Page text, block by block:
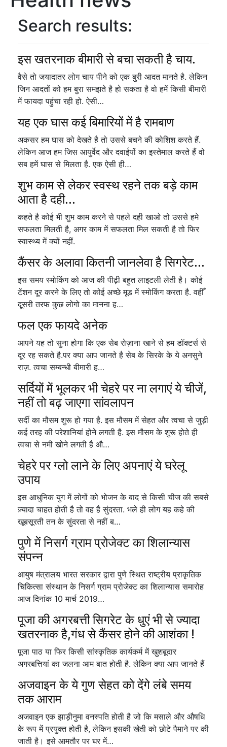
Search results:
इस खतरनाक बीमारी से बचा सकती है चाय.
वैसे तो जयादातर लोग चाय पीने को एक बुरी आदत मानते है. लेकिन
जिन आदतों को हम बुरा समझते है हो सकता है वो हमें किसी बीमारी
में फायदा पहुंचा रही हो. ऐसी…
यह एक घास कई बिमारियों में है रामबाण
अकसर हम घास को देखते है तो उससे बचने की कोशिश करते हैं.
लेकिन आज हम जिस आयुर्वेद और दवाईयों का इस्तेमाल करते हैं वो
सब हमें घास से मिलता है. एक ऐसी ही…
शुभ काम से लेकर स्वस्थ रहने तक बड़े काम
आता है दही...
कहते है कोई भी शुभ काम करने से पहले दही खाओ तो उससे हमे
सफलता मिलती है, अगर काम में सफलता मिल सकती है तो फिर
स्वास्थ्य में क्यों नहीं.
कैंसर के अलावा कितनी जानलेवा है सिगरेट...
इस समय स्मोकिंग को आज की पीढ़ी बहुत लाइटली लेती है। कोई
टेंशन दूर करने के लिए तो कोई अच्छे मूड में स्मोकिंग करता है. वहीँ
दूसरी तरफ कुछ लोगो का मानना ह…
फल एक फायदे अनेक
आपने यह तो सुना होगा कि एक सेब रोज़ाना खाने से हम डॉक्टर्स से
दूर रह सकते है.पर क्या आप जानते है सेब के सिरके के ये अनसुने
राज़. त्वचा सम्बन्धी बीमारी ह…
सर्दियों में भूलकर भी चेहरे पर ना लगाएं ये चीजें,
नहीं तो बढ़ जाएगा सांवलापन
सर्दी का मौसम शुरू हो गया है. इस मौसम में सेहत और त्वचा से जुड़ी
कई तरह की परेशानियां होने लगती है. इस मौसम के शुरू होते ही
त्वचा से नमी खोने लगती है औ…
चेहरे पर ग्लो लाने के लिए अपनाएं ये घरेलू
उपाय
इस आधुनिक युग में लोगों को भोजन के बाद से किसी चीज की सबसे
ज़्यादा चाहत होती है तो वह है सुंदरता. भले ही लोग यह कहे की
खूबसूरती तन के सुंदरता से नहीं ब…
पुणे में निसर्ग ग्राम प्रोजेक्ट का शिलान्यास
संपन्न
आयुष मंत्रालय भारत सरकार द्वारा पुणे स्थित राष्ट्रीय प्राकृतिक
चिकित्सा संस्थान के निसर्ग ग्राम प्रोजेक्ट का शिलान्यास समारोह
आज दिनांक 10 मार्च 2019…
पूजा की अगरबत्ती सिगरेट के धुएं भी से ज्यादा
खतरनाक है,गंध से कैंसर होने की आशंका !
पूजा पाठ या फिर किसी सांस्कृतिक कार्यकर्म में खुशबूदार
अगरबत्तियां का जलना आम बात होती है. लेकिन क्या आप जानते हैं
अजवाइन के ये गुण सेहत को देंगे लंबे समय
तक आराम
अजवाइन एक झाड़ीनुमा वनस्पति होती है जो कि मसाले और औषधि
के रूप में प्रयुक्त होती है, लेकिन इसकी खेती को छोटे पैमाने पर की
जाती है। इसे आमतौर पर घर में…